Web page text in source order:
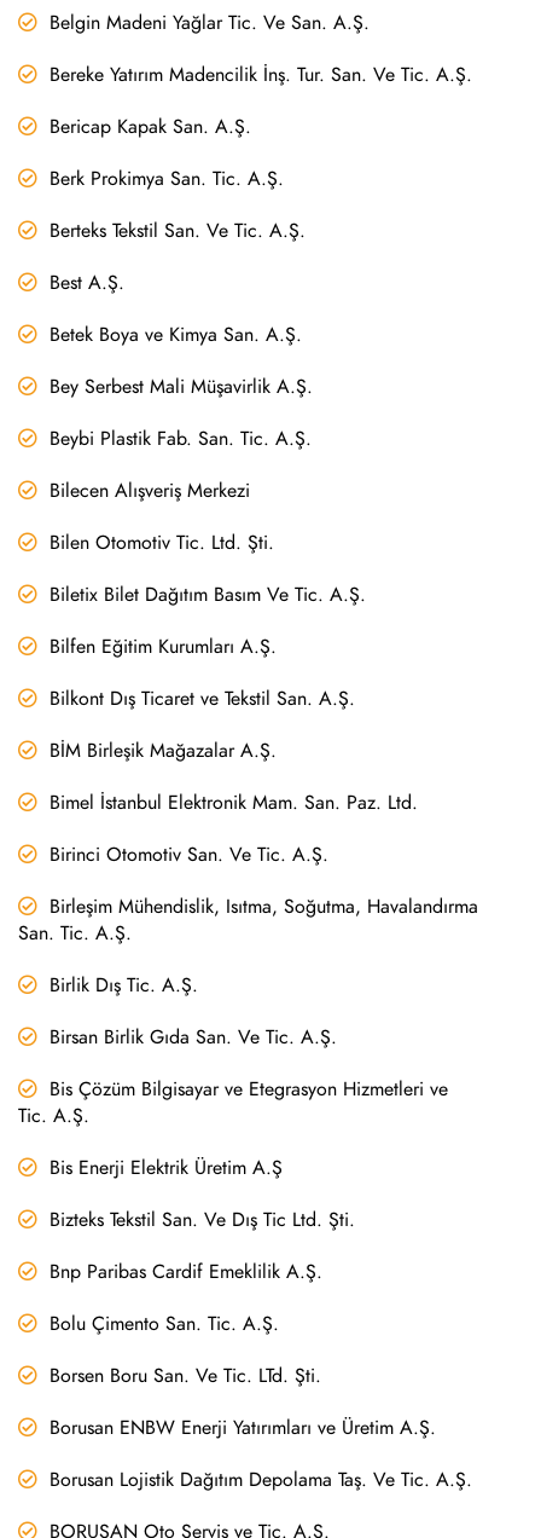
Belgin Madeni Yağlar Tic. Ve San. A.Ş.
Bereke Yatırım Madencilik İnş. Tur. San. Ve Tic. A.Ş.
Bericap Kapak San. A.Ş.
Berk Prokimya San. Tic. A.Ş.
Berteks Tekstil San. Ve Tic. A.Ş.
Best A.Ş.
Betek Boya ve Kimya San. A.Ş.
Bey Serbest Mali Müşavirlik A.Ş.
Beybi Plastik Fab. San. Tic. A.Ş.
Bilecen Alışveriş Merkezi
Bilen Otomotiv Tic. Ltd. Şti.
Biletix Bilet Dağıtım Basım Ve Tic. A.Ş.
Bilfen Eğitim Kurumları A.Ş.
Bilkont Dış Ticaret ve Tekstil San. A.Ş.
BİM Birleşik Mağazalar A.Ş.
Bimel İstanbul Elektronik Mam. San. Paz. Ltd.
Birinci Otomotiv San. Ve Tic. A.Ş.
Birleşim Mühendislik, Isıtma, Soğutma, Havalandırma
San. Tic. A.Ş.
Birlik Dış Tic. A.Ş.
Birsan Birlik Gıda San. Ve Tic. A.Ş.
Bis Çözüm Bilgisayar ve Etegrasyon Hizmetleri ve
Tic. A.Ş.
Bis Enerji Elektrik Üretim A.Ş
Bizteks Tekstil San. Ve Dış Tic Ltd. Şti.
Bnp Paribas Cardif Emeklilik A.Ş.
Bolu Çimento San. Tic. A.Ş.
Borsen Boru San. Ve Tic. LTd. Şti.
Borusan ENBW Enerji Yatırımları ve Üretim A.Ş.
Borusan Lojistik Dağıtım Depolama Taş. Ve Tic. A.Ş.
BORUSAN Oto Servis ve Tic. A.Ş.